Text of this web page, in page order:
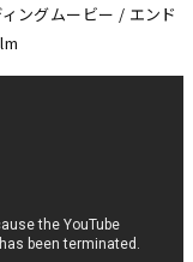
ングムービー / エンド